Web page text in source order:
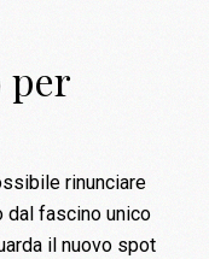
per
rinunciare
dal fascino unico
il nuovo spot